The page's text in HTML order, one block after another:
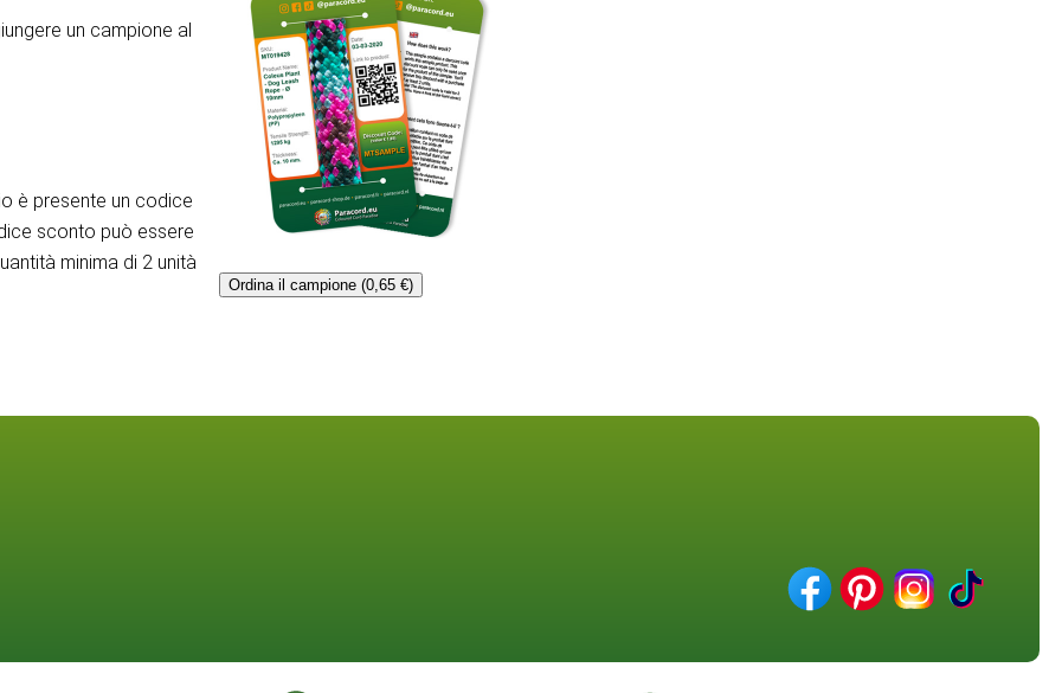
un campione al
è presente un codice
sconto può essere
minima di 2 unità
Ordina il campione (0,65 €)